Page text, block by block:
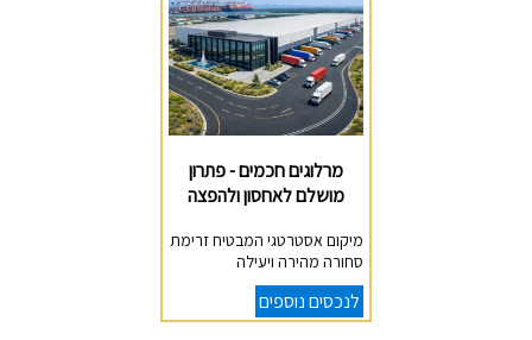
מרלוגים חכמים - פתרון
מושלם לאחסון ולהפצה
מיקום אסטרטגי המבטיח זרימת
סחורה מהירה ויעילה
לנכסים נוספים